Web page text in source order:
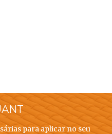
para aplicar no seu